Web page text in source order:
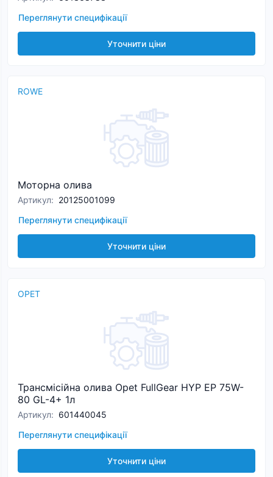
Переглянути специфікації
Уточнити ціни
ROWE
Моторна олива
Артикул: 20125001099
Переглянути специфікації
Уточнити ціни
OPET
Трансмісійна олива Opet FullGear HYP EP 75W-
80 GL-4+ 1л
Артикул: 601440045
Переглянути специфікації
Уточнити ціни